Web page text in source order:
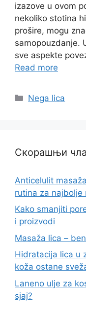
izazove u ovom
nekoliko stotina
prošire, mogu
samopouzdanje.
sve aspekte
Read more
Categories
Nega lica
Скорашњи
Anticelulit
rutina za najbolje
Kako smanjiti
i proizvodi
Masaža lica –
Hidratacija lica u
koža ostane
Laneno ulje za
sjaj?